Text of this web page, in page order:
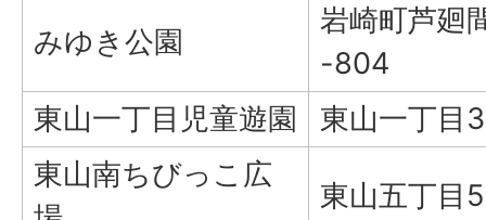
みゆき公園
岩崎町芦廻
-804
東山一丁目児童遊園
東山一丁目
東山南ちびっこ広
東山五丁目